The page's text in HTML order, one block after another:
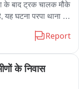
के बाद पोस्टमार्टम के
लड़की से प्रेम प्रसंग
नहीं की है और सभी
के बाद ट्रक चालक मौके
घटना परपा थाना
Report
के निवास